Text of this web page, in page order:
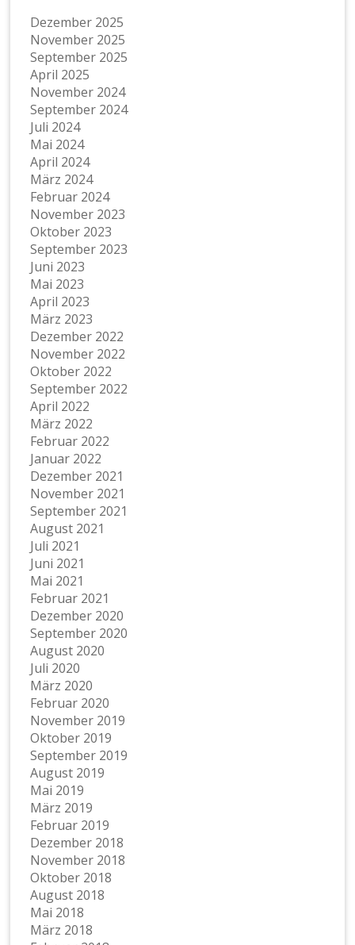
Dezember 2025
November 2025
September 2025
April 2025
November 2024
September 2024
Juli 2024
Mai 2024
April 2024
März 2024
Februar 2024
November 2023
Oktober 2023
September 2023
Juni 2023
Mai 2023
April 2023
März 2023
Dezember 2022
November 2022
Oktober 2022
September 2022
April 2022
März 2022
Februar 2022
Januar 2022
Dezember 2021
November 2021
September 2021
August 2021
Juli 2021
Juni 2021
Mai 2021
Februar 2021
Dezember 2020
September 2020
August 2020
Juli 2020
März 2020
Februar 2020
November 2019
Oktober 2019
September 2019
August 2019
Mai 2019
März 2019
Februar 2019
Dezember 2018
November 2018
Oktober 2018
August 2018
Mai 2018
März 2018